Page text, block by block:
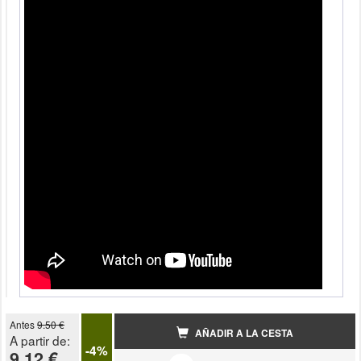
Antes9.50 €
A partir de:
-4%
AÑADIR A LA CESTA